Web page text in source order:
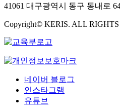
41061 대구광역시 동구 동내로
Copyright© KERIS. ALL RIGHTS
네이버 블로그
인스타그램
유튜브